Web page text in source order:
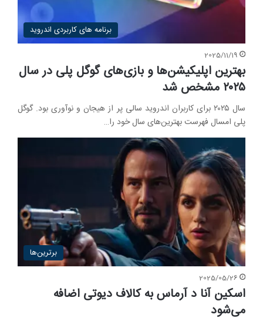
برنامه های کاربردی اندروید
2025/11/19
بهترین اپلیکیشن‌ها و بازی‌های گوگل پلی در سال
۲۰۲۵ مشخص شد
سال ۲۰۲۵ برای کاربران اندروید سالی پر از هیجان و نوآوری بود. گوگل
پلی امسال فهرست بهترین‌های سال خود را…
برترین‌ها
2025/05/26
اسکین آنا د آرماس به کالاف دیوتی اضافه
می‌شود